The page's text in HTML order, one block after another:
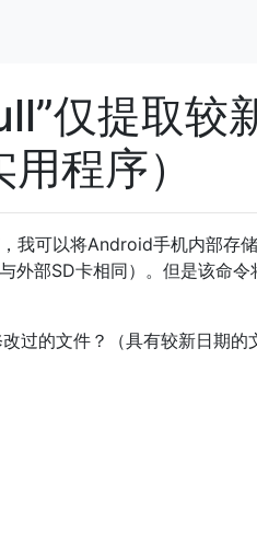
仅提取较
程序）
我可以将Android手机内部存
部SD卡相同）。但是该命令
过的文件？（具有较新日期的